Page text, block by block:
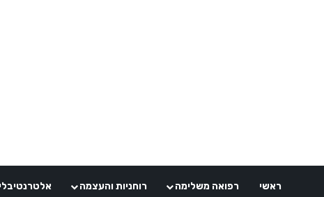
ראשי רפואה משלימה רוחניות והעצמה אלטרנטיבלי VOD